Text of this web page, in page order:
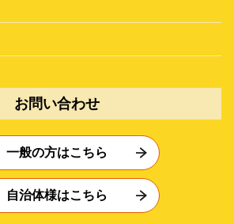
お問い合わせ
一般の方はこちら
自治体様はこちら